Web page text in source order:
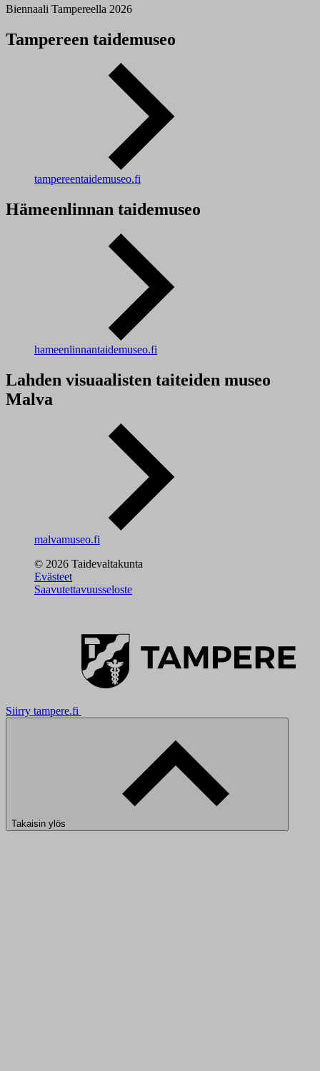
Biennaali Tampereella 2026
Tampereen taidemuseo
tampereentaidemuseo.fi
Hämeenlinnan taidemuseo
hameenlinnantaidemuseo.fi
Lahden visuaalisten taiteiden museo
Malva
malvamuseo.fi
© 2026 Taidevaltakunta
Evästeet
Saavutettavuusseloste
Siirry tampere.fi
Takaisin ylös